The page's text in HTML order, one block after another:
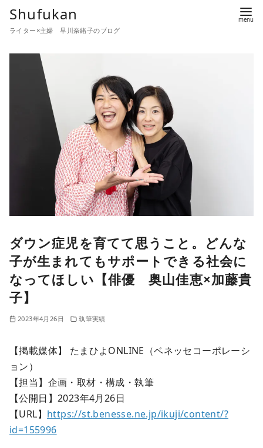
Shufukan
ライター×主婦 早川奈緒子のブログ
ダウン症児を育てて思うこと。どんな
子が生まれてもサポートできる社会に
なってほしい【俳優 奥山佳恵×加藤貴
子】
2023年4月26日 執筆実績
【掲載媒体】 たまひよONLINE（ベネッセコーポレーシ
ョン）
【担当】企画・取材・構成・執筆
【公開日】2023年4月26日
【URL】 https://st.benesse.ne.jp/ikuji/content/?
id=155996